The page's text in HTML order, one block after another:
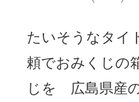
たいそうなタイ
頼でおみくじの
じを 広島県産